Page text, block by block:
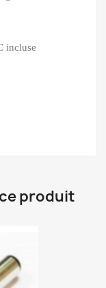
incluse
produit